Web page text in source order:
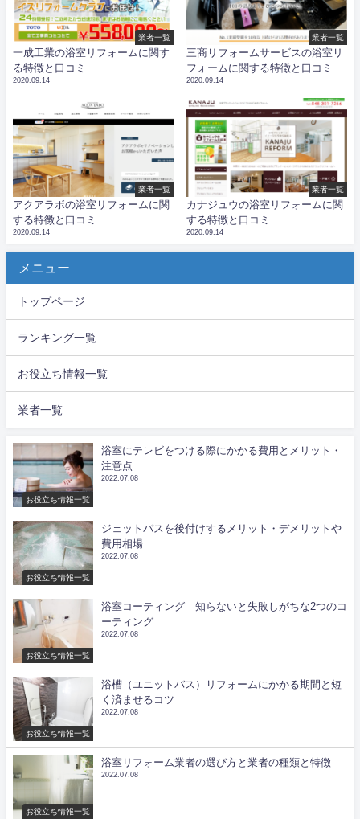
業者一覧
一成工業の浴室リフォームに関す
る特徴と口コミ
2020.09.14
業者一覧
三商リフォームサービスの浴室リ
フォームに関する特徴と口コミ
2020.09.14
業者一覧
アクアラボの浴室リフォームに関
する特徴と口コミ
2020.09.14
業者一覧
カナジュウの浴室リフォームに関
する特徴と口コミ
2020.09.14
メニュー
トップページ
ランキング一覧
お役立ち情報一覧
業者一覧
お役立ち情報一覧
浴室にテレビをつける際にかかる費用とメリット・
注意点
2022.07.08
お役立ち情報一覧
ジェットバスを後付けするメリット・デメリットや
費用相場
2022.07.08
お役立ち情報一覧
浴室コーティング｜知らないと失敗しがちな2つのコ
ーティング
2022.07.08
お役立ち情報一覧
浴槽（ユニットバス）リフォームにかかる期間と短
く済ませるコツ
2022.07.08
お役立ち情報一覧
浴室リフォーム業者の選び方と業者の種類と特徴
2022.07.08